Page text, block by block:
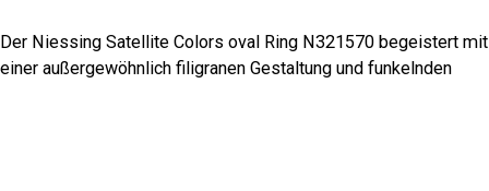
Der Niessing Satellite Colors oval Ring N321570 begeistert mit
einer außergewöhnlich filigranen Gestaltung und funkelnden